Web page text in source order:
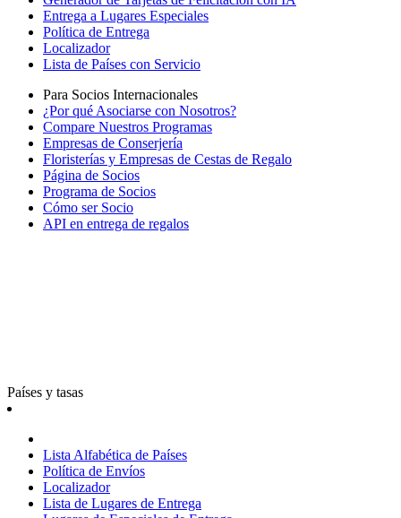
Entrega a Lugares Especiales
Política de Entrega
Localizador
Lista de Países con Servicio
Para Socios Internacionales
¿Por qué Asociarse con Nosotros?
Compare Nuestros Programas
Empresas de Conserjería
Floristerías y Empresas de Cestas de Regalo
Página de Socios
Programa de Socios
Cómo ser Socio
API en entrega de regalos
Países y tasas
Lista Alfabética de Países
Política de Envíos
Localizador
Lista de Lugares de Entrega